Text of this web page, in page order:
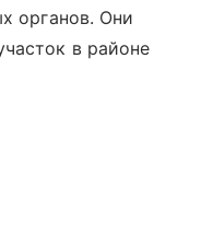
органов. Они
в районе